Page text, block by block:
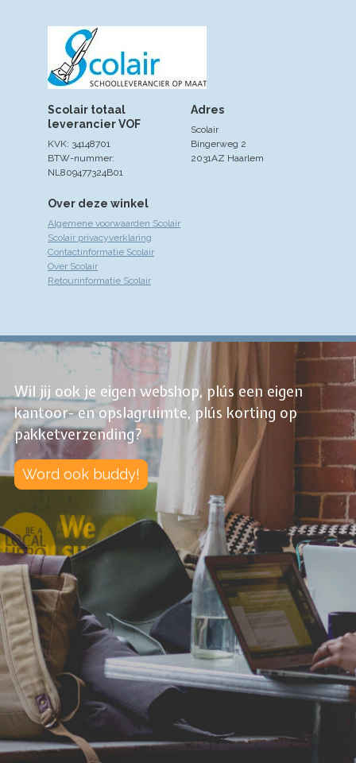
Over deze winkel
Algemene voorwaarden Scolair
Scolair privacyverklaring
Contactinformatie Scolair
Over Scolair
Retourinformatie Scolair
Adres
Scolair
Bingerweg 2
2031AZ Haarlem
Scolair totaal
leverancier VOF
KVK: 34148701
BTW-nummer:
NL809477324B01
Wil jij ook je eigen webshop, plús een eigen
kantoor- en opslagruimte, plús korting op
pakketverzending?
Word ook buddy!